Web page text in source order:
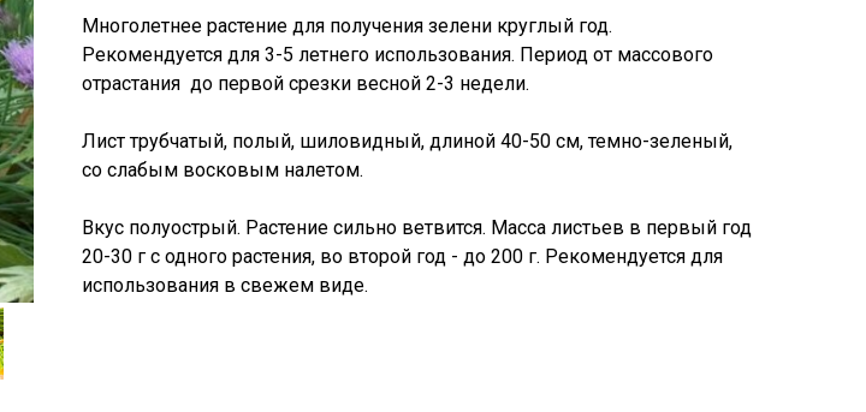
Многолетнее растение для получения зелени круглый год.
Рекомендуется для 3-5 летнего использования. Период от массового
отрастания до первой срезки весной 2-3 недели.
Лист трубчатый, полый, шиловидный, длиной 40-50 см, темно-зеленый,
со слабым восковым налетом.
Вкус полуострый. Растение сильно ветвится. Масса листьев в первый год
20-30 г с одного растения, во второй год - до 200 г. Рекомендуется для
использования в свежем виде.